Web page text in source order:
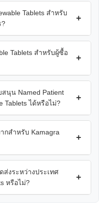
Tablets สำหรับ
?
+
Tablets สำหรับผู้ซื้อ
+
นุน Named Patient
Tablets ได้หรือไม่?
+
กสำหรับ Kamagra
+
ส่งระหว่างประเทศ
หรือไม่?
+